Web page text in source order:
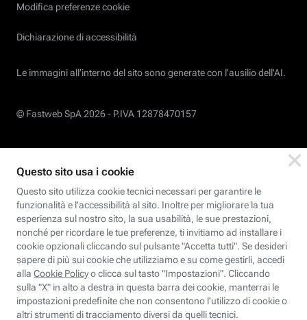
Modifica preferenze cookie
Dichiarazione di accessibilità
Le immagini all’interno del sito sono generate con l'ausilio dell'AI.
© Fastweb SpA 2026 - P.IVA 12878470157